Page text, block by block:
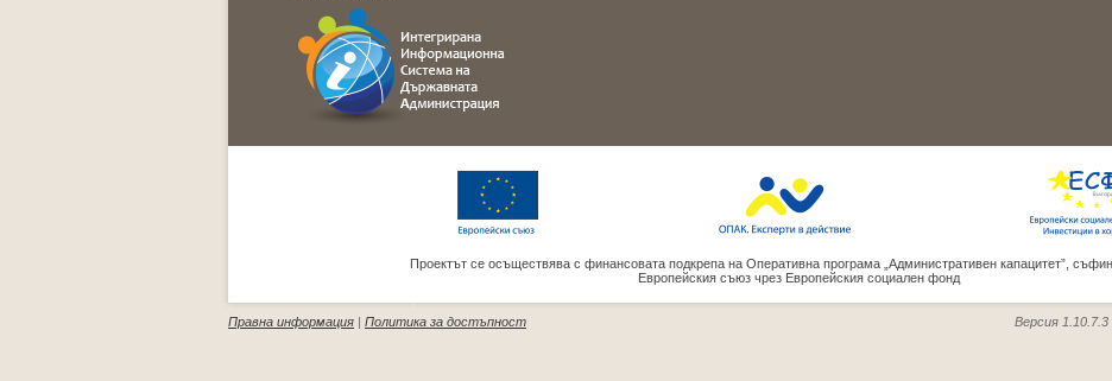
Проектът се осъществява с финансовата подкрепа на Оперативна програма „Административен капацитет”,
Европейския съюз чрез Европейския социален фонд
Правна информация | Политика за достъпност Версия 1.10.7.3